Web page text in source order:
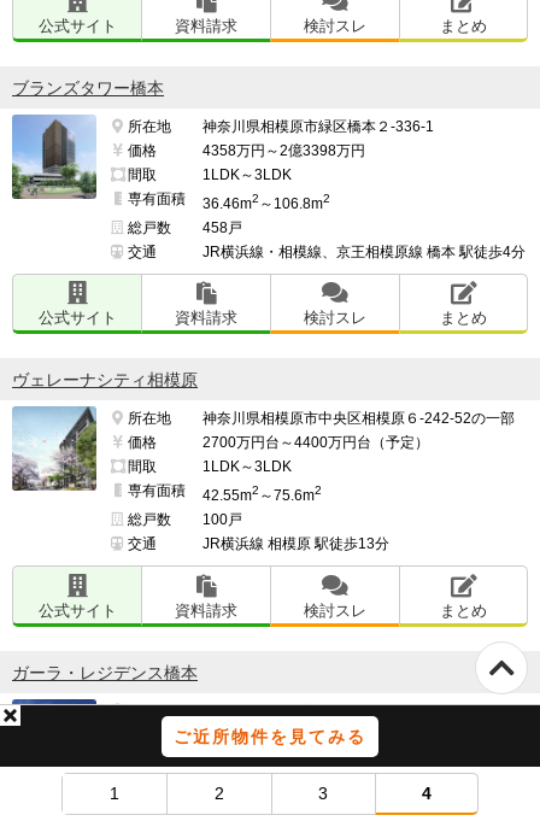
ご近所物件を見てみる
1 2 3 4
公式サイト 資料請求 検討スレ まとめ
ブランズタワー橋本
所在地
神奈川県相模原市緑区橋本２-336-1
価格
4358万円～2億3398万円
間取
1LDK～3LDK
専有面積
36.46m2 ～106.8m2
総戸数
458戸
交通
JR横浜線・相模線、京王相模原線 橋本 駅徒歩4分
公式サイト 資料請求 検討スレ まとめ
ヴェレーナシティ相模原
所在地
神奈川県相模原市中央区相模原６-242-52の一部
価格
2700万円台～4400万円台（予定）
間取
1LDK～3LDK
専有面積
42.55m2 ～75.6m2
総戸数
100戸
交通
JR横浜線 相模原 駅徒歩13分
公式サイト 資料請求 検討スレ まとめ
ガーラ・レジデンス橋本
所在地
神奈川県相模原市緑区西橋本３-2171-1
3900万円台～5900万円台（予定）
3LDK
58.57m ～68.67m
総戸数 140戸